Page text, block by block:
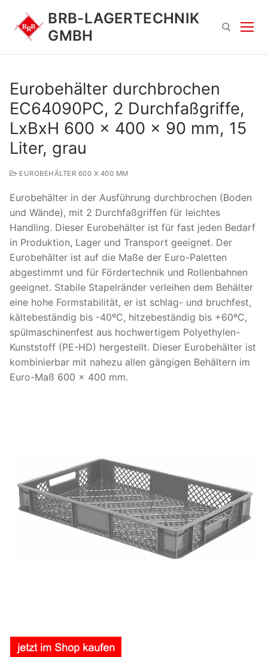
Inhalt
springen
BRB-LAGERTECHNIK
GMBH
nach:
Eurobehälter durchbrochen
EC64090PC, 2 Durchfaßgriffe,
LxBxH 600 x 400 x 90 mm, 15
Liter, grau
EUROBEHÄLTER 600 X 400 MM
Eurobehälter in der Ausführung durchbrochen (Boden
und Wände), mit 2 Durchfaßgriffen für leichtes
Handling. Dieser Eurobehälter ist für fast jeden Bedarf
in Produktion, Lager und Transport geeignet. Der
Eurobehälter ist auf die Maße der Euro-Paletten
abgestimmt und für Fördertechnik und Rollenbahnen
geeignet. Stabile Stapelränder verleihen dem Behälter
eine hohe Formstabilität, er ist schlag- und bruchfest,
kältebeständig bis -40ºC, hitzebeständig bis +60ºC,
spülmaschinenfest aus hochwertigem Polyethylen-
Kunststoff (PE-HD) hergestellt. Dieser Eurobehälter ist
kombinierbar mit nahezu allen gängigen Behältern im
Euro-Maß 600 x 400 mm.